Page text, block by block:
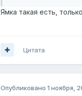
Ямка такая есть,
Цитата
Опубликовано 1 ноября,